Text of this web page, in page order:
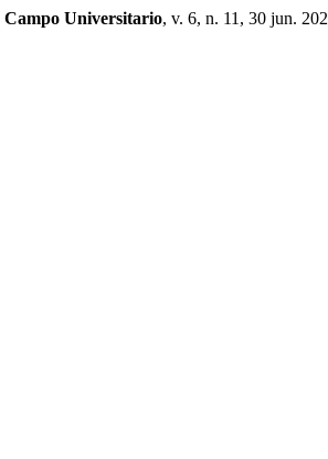
Campo Universitario, v. 6, n. 11, 30 jun.